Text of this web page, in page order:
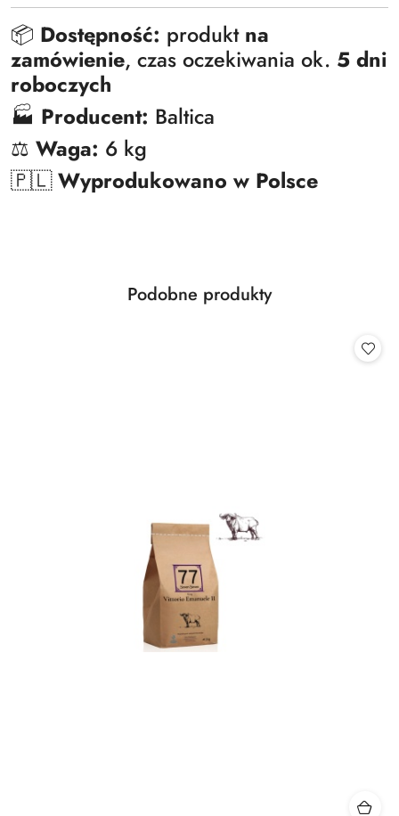
📦 Dostępność: produkt na
zamówienie, czas oczekiwania ok. 5 dni
roboczych
🏭 Producent: Baltica
⚖️ Waga: 6 kg
🇵🇱Wyprodukowano w Polsce
Pomiń karuzelę produktów
Produkty
Podobne produkty